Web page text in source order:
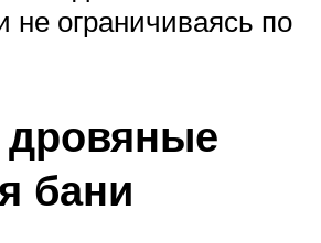
не ограничиваясь по
бани